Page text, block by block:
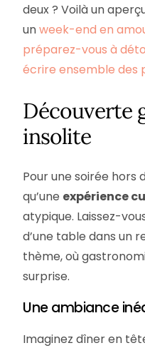
deux ? Voilà un
unweek-end en
préparez-vous à
écrire ensemble des
Découverte
insolite
Pour une soirée hors
qu’une expérience
atypique. Laissez-
d’une table dans un
thème, où
surprise.
Une ambiance
Imaginez dîner en